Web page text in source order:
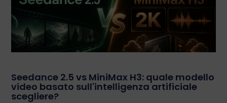
Seedance 2.5 vs MiniMax H3: quale modello
video basato sull'intelligenza artificiale
scegliere?